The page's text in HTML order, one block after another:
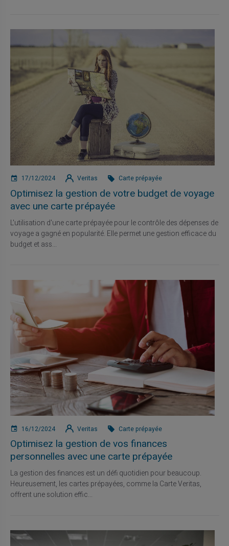
17/12/2024 Veritas Carte prépayée
Optimisez la gestion de votre budget de voyage
avec une carte prépayée
L'utilisation d'une carte prépayée pour le contrôle des dépenses de
voyage a gagné en popularité. Elle permet une gestion efficace du
budget et ass...
16/12/2024 Veritas Carte prépayée
Optimisez la gestion de vos finances
personnelles avec une carte prépayée
La gestion des finances est un défi quotidien pour beaucoup.
Heureusement, les cartes prépayées, comme la Carte Veritas,
offrent une solution effic...